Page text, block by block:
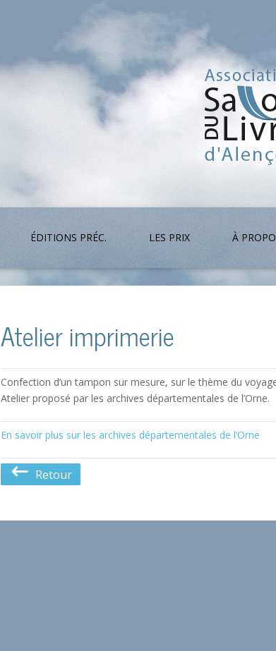
ÉDITIONS PRÉC. LES PRIX À
Atelier imprimerie
Confection d’un tampon sur mesure, sur le thème du
Atelier proposé par les archives départementales de l’Orne.
En savoir plus sur les archives départementales de l’Orne
Retour